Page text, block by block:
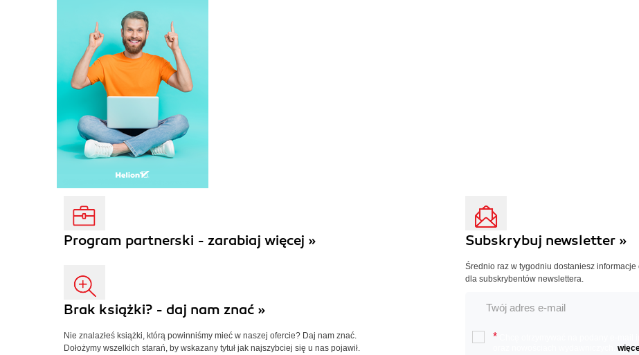
Program partnerski - zarabiaj więcej »
Brak książki? - daj nam znać »
Nie znalazłeś książki, którą powinniśmy mieć w naszej ofercie? Daj nam znać.
Dołożymy wszelkich starań, by wskazany tytuł jak najszybciej się u nas pojawił.
Subskrybuj newsletter »
Średnio raz w tygodniu dostaniesz
dla subskrybentów newslettera.
*